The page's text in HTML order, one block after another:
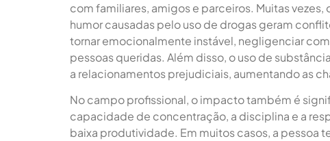
com familiares, amigos e parceiros. Muitas
humor causadas pelo uso de drogas geram
tornar emocionalmente instável, negligenciar
pessoas queridas. Além disso, o uso de
a relacionamentos prejudiciais, aumentando as
No campo profissional, o impacto também é
capacidade de concentração, a disciplina e a
baixa produtividade. Em muitos casos, a pessoa